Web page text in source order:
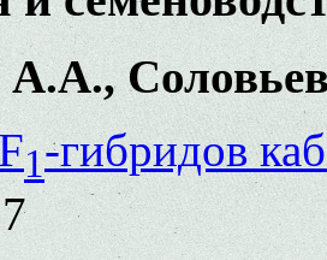
А.А.,
1-гибридов